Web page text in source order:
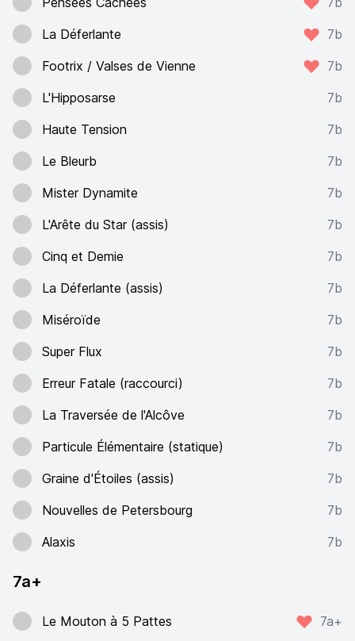
La Déferlante
7b
Footrix / Valses de Vienne
7b
L'Hipposarse
7b
Haute Tension
7b
Le Bleurb
7b
Mister Dynamite
7b
L'Arête du Star (assis)
7b
Cinq et Demie
7b
La Déferlante (assis)
7b
Miséroïde
7b
Super Flux
7b
Erreur Fatale (raccourci)
7b
La Traversée de l'Alcôve
7b
Particule Élémentaire (statique)
7b
Graine d'Étoiles (assis)
7b
Nouvelles de Petersbourg
7b
Alaxis
7b
7a+
Le Mouton à 5 Pattes
7a+